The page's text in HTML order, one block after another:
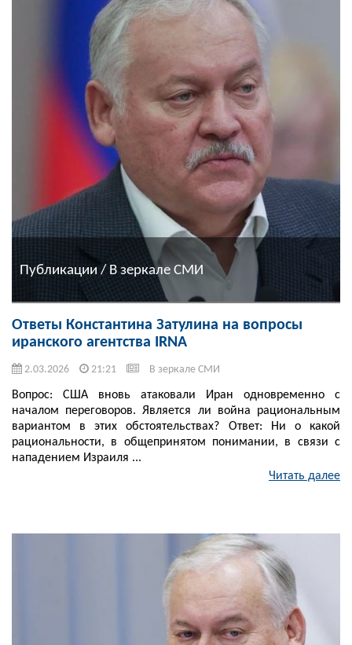
Публикации / В зеркале СМИ
Ответы Константина Затулина на вопросы
иранского агентства IRNA
2.03.2026 21:21 В зеркале СМИ
Вопрос: США вновь атаковали Иран одновременно с
началом переговоров. Является ли война рациональным
вариантом в этих обстоятельствах? Ответ: Ни о какой
рациональности, в общепринятом понимании, в связи с
нападением Израиля ...
Читать далее